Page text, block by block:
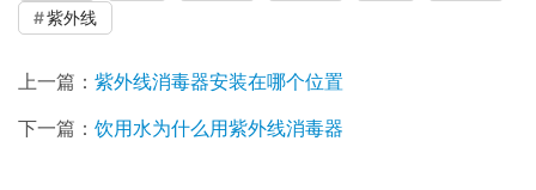
紫外线
上一篇： 紫外线消毒器安装在哪个位置
下一篇： 饮用水为什么用紫外线消毒器